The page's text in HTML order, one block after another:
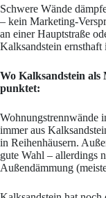
Schwere Wände
– kein Marketing-
an einer Hauptstraße
Kalksandstein ernsthaft
Wo Kalksandstein als
punktet:
Wohnungstrennwände
immer aus
in Reihenhäusern.
gute Wahl – allerdings
Außendämmung